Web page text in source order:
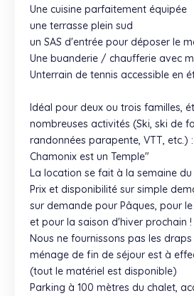
Une cuisine parfaitement équipée
une terrasse plein sud
un SAS d'entrée pour déposer le
Une buanderie / chaufferie avec
Unterrain de tennis accessible en
Idéal pour deux ou trois familles,
nombreuses activités (Ski, ski de
randonnées parapente, VTT, etc.)
Chamonix est un Temple"
La location se fait à la semaine
Prix et disponibilité sur simple
sur demande pour Pâques, pour
et pour la saison d'hiver prochain !
Nous ne fournissons pas les draps
ménage de fin de séjour est à
(tout le matériel est disponible)
Parking à 100 mètres du chalet,